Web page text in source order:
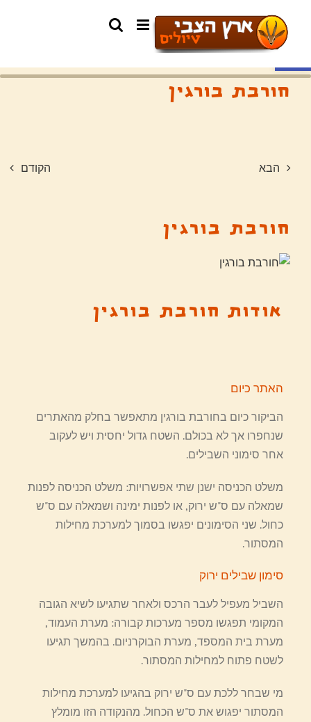
פתח סרגל נגישות
חורבת בורגין
הקודם הבא
חורבת בורגין
אודות חורבת בורגין
האתר כיום
הביקור כיום בחורבת בורגין מתאפשר בחלק מהאתרים
שנחפרו אך לא בכולם. השטח גדול יחסית ויש לעקוב
אחר סימוני השבילים.
משלט הכניסה ישנן שתי אפשרויות: משלט הכניסה לפנות
שמאלה עם ס"ש ירוק, או לפנות ימינה ושמאלה עם ס"ש
כחול. שני הסימונים יפגשו בסמוך למערכת מחילות
המסתור.
סימון שבילים ירוק
השביל מעפיל לעבר הרכס ולאחר שתגיעו לשיא הגובה
המקומי תפגשו מספר מערכות קבורה: מערת העמוד,
מערת בית המספד, מערת הבוקרניום. בהמשך תגיעו
לשטח פתוח למחילות המסתור.
מי שבחר ללכת עם ס"ש ירוק בהגיעו למערכת מחילות
המסתור יפגוש את ס"ש הכחול. מהנקודה הזו מומלץ